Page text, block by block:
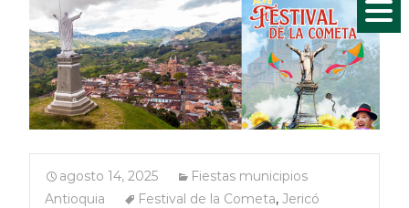
agosto 14, 2025
Fiestas municipios
Antioquia
Festival de la Cometa, Jericó